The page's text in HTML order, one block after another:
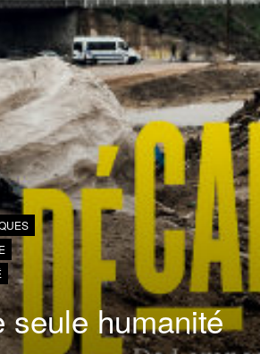
seule humanité